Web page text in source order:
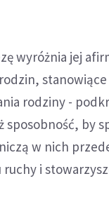
wyróżnia jej
rodziny -
sposobność, by
w nich
ruchy i